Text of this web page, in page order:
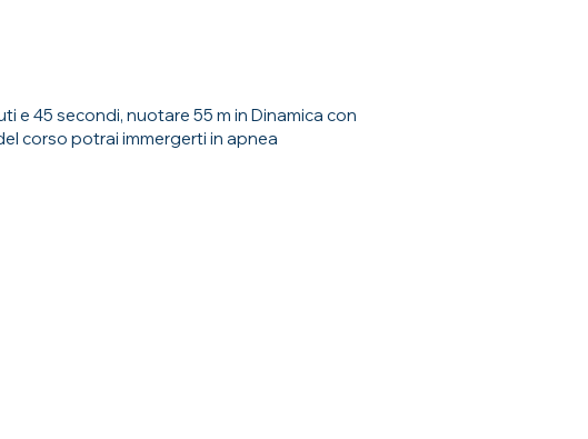
e 45 secondi, nuotare 55 m in Dinamica con
corso potrai immergerti in apnea